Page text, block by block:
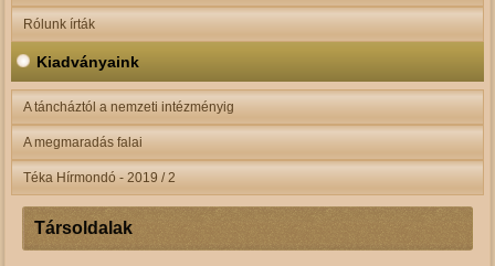
Rólunk írták
Kiadványaink
A táncháztól a nemzeti intézményig
A megmaradás falai
Téka Hírmondó - 2019 / 2
Társoldalak